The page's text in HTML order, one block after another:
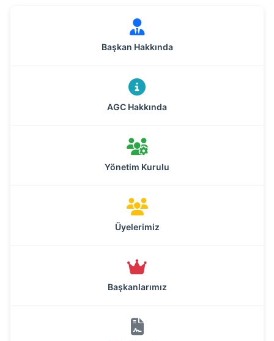
Başkan Hakkında
AGC Hakkında
Yönetim Kurulu
Üyelerimiz
Başkanlarımız